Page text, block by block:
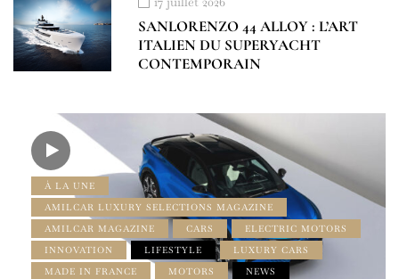
SANLORENZO 44 ALLOY : L’ART
ITALIEN DU SUPERYACHT
CONTEMPORAIN
À LA UNE
AMILCAR LUXURY SELECTIONS MAGAZINE
AMILCAR MAGAZINE
CARS
ELECTRIC MOTORS
INNOVATION
LIFESTYLE
LUXURY CARS
MADE IN FRANCE
MOTORS
NEWS